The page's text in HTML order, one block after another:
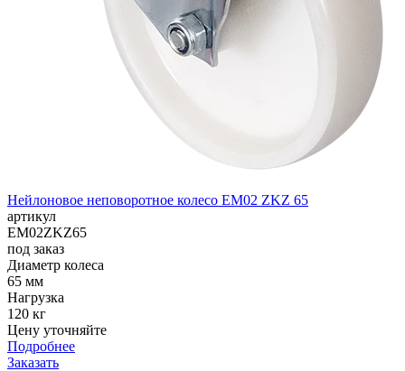
Нейлоновое неповоротное колесо EM02 ZKZ 65
артикул
EM02ZKZ65
под заказ
Диаметр колеса
65 мм
Нагрузка
120 кг
Цену уточняйте
Подробнее
Заказать